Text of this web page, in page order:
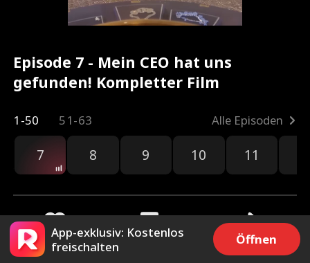
Episode 7 - Mein CEO hat uns
gefunden! Kompletter Film
1-50 51-63 Alle Episoden
7 8 9 10 11
150 Teilen
App-exklusiv: Kostenlos
freischalten
Öffnen